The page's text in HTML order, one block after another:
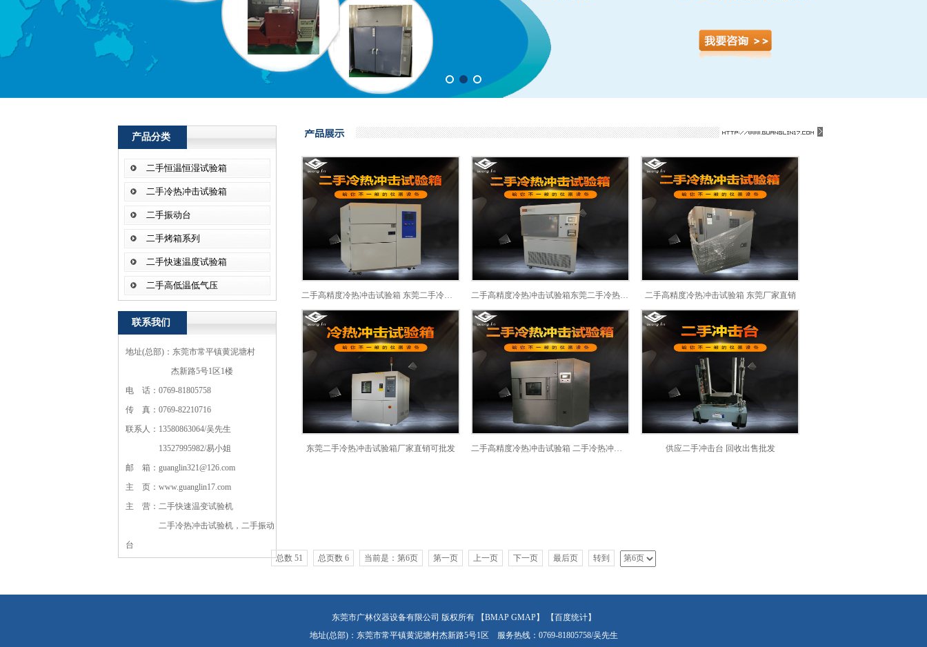
产品分类
二手恒温恒湿试验箱
二手冷热冲击试验箱
二手振动台
二手烤箱系列
二手快速温度试验箱
二手高低温低气压
联系我们
地址(总部)：东莞市常平镇黄泥塘村
杰新路5号1区1楼
电 话：0769-81805758
传 真：0769-82210716
联系人：13580863064/吴先生
13527995982/易小姐
邮 箱：guanglin321@126.com
主 页：www.guanglin17.com
主 营：二手快速温变试验机
二手冷热冲击试验机，二手振动
台
二手高精度冷热冲击试验箱 东莞二手冷热冲击试验箱厂家直销 二手高精度冷热冲击试验箱东莞二手冷热冲击试验箱厂家批发 二手高精度冷热冲击试验箱 东莞厂家直销
东莞二手冷热冲击试验箱厂家直销可批发 二手高精度冷热冲击试验箱 二手冷热冲击试验机 检测专用设备 供应二手冲击台 回收出售批发
总数 51 总页数 6 当前是：第6页 第一页 上一页 下一页 最后页 转到
东莞市广林仪器设备有限公司 版权所有 【BMAP GMAP】
【百度统计】
地址(总部)：东莞市常平镇黄泥塘村杰新路5号1区 服务热线：0769-81805758/吴先生